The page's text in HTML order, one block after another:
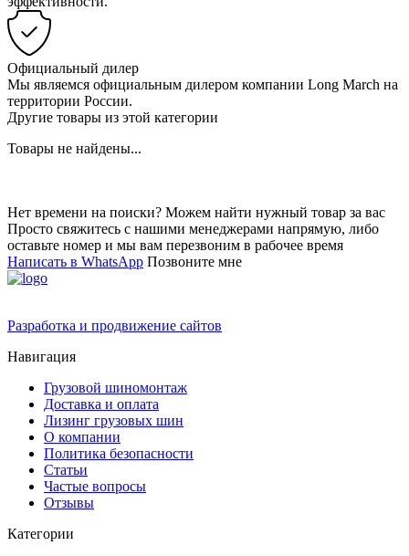
Официальный дилер
Мы являемся официальным дилером компании Long March на
территории России.
Другие товары из этой категории
Товары не найдены...
Нет времени на поиски? Можем найти нужный товар за вас
Просто свяжитесь с нашими менеджерами напрямую, либо
оставьте номер и мы вам перезвоним в рабочее время
Написать в WhatsApp Позвоните мне
Разработка и продвижение сайтов
Навигация
Грузовой шиномонтаж
Доставка и оплата
Лизинг грузовых шин
О компании
Политика безопасности
Статьи
Частые вопросы
Отзывы
Категории